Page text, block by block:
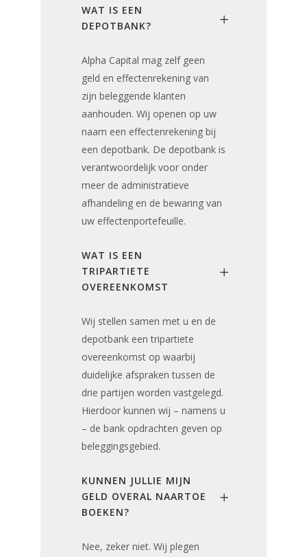
WAT IS EEN
DEPOTBANK?
Alpha Capital mag zelf geen
geld en effectenrekening van
zijn beleggende klanten
aanhouden. Wij openen op uw
naam een effectenrekening bij
een depotbank. De depotbank is
verantwoordelijk voor onder
meer de administratieve
afhandeling en de bewaring van
uw effectenportefeuille.
WAT IS EEN
TRIPARTIETE
OVEREENKOMST
Wij stellen samen met u en de
depotbank een tripartiete
overeenkomst op waarbij
duidelijke afspraken tussen de
drie partijen worden vastgelegd.
Hierdoor kunnen wij – namens u
– de bank opdrachten geven op
beleggingsgebied.
KUNNEN JULLIE MIJN
GELD OVERAL NAARTOE
BOEKEN?
Nee, zeker niet. Wij plegen